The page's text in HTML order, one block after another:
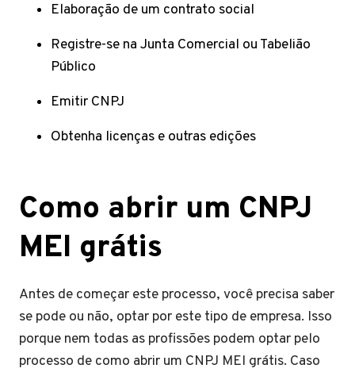
Elaboração de um contrato social
Registre-se na Junta Comercial ou Tabelião
Público
Emitir CNPJ
Obtenha licenças e outras edições
Como abrir um CNPJ
MEI grátis
Antes de começar este processo, você precisa saber
se pode ou não, optar por este tipo de empresa. Isso
porque nem todas as profissões podem optar pelo
processo de como abrir um CNPJ MEI grátis. Caso